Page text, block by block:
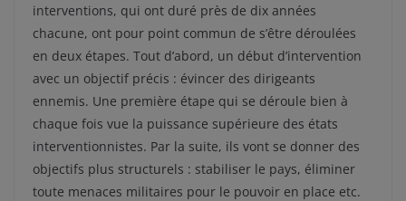
interventions, qui ont duré près de dix années
chacune, ont pour point commun de s’être déroulées
en deux étapes. Tout d’abord, un début d’intervention
avec un objectif précis : évincer des dirigeants
ennemis. Une première étape qui se déroule bien à
chaque fois vue la puissance supérieure des états
interventionnistes. Par la suite, ils vont se donner des
objectifs plus structurels : stabiliser le pays, éliminer
toute menaces militaires pour le pouvoir en place etc.